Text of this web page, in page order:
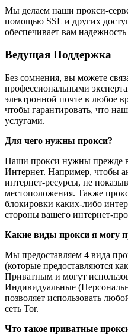
Мы делаем наши прокси-
помощью SSL и других
обеспечивает вам надежность
Ведущая Поддержка
Без сомнения, вы можете
профессиональными
электронной почте в любое
чтобы гарантировать, что
услугами.
Для чего нужны прокси?
Наши прокси нужны прежде
Интернет. Например, чтобы
интернет-ресурсы, не
местоположения. Также
блокировки каких-либо
стороны вашего интернет-
Какие виды прокси я могу
Мы предоставляем 4 вида
(которые предоставляются
Приватным и могут
Индивидуальные
позволяет использовать
сеть Tor.
Что такое приватные